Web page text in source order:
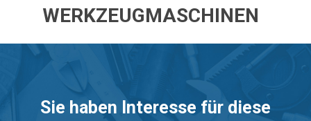
WERKZEUGMASCHINEN
Sie haben Interesse für diese